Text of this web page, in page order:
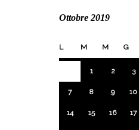
Ottobre 2019
L M M G
1 2 3
7 8 9 10
14 15 16 17